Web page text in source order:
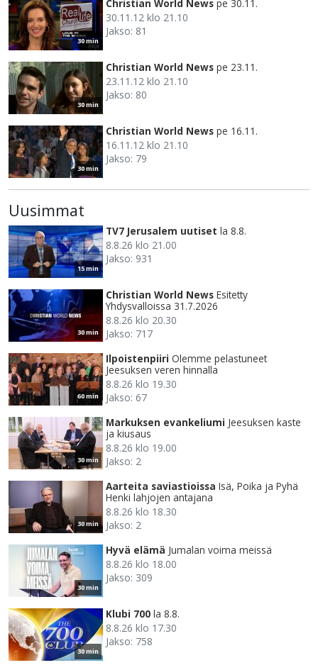
30 min
Christian World News pe 30.11.
30.11.12 klo 21.10
Jakso: 81
30 min
Christian World News pe 23.11.
23.11.12 klo 21.10
Jakso: 80
30 min
Christian World News pe 16.11.
16.11.12 klo 21.10
Jakso: 79
Uusimmat
15 min
TV7 Jerusalem uutiset la 8.8.
8.8.26 klo 21.00
Jakso: 931
30 min
Christian World News Esitetty
Yhdysvalloissa 31.7.2026
8.8.26 klo 20.30
Jakso: 717
60 min
Ilpoistenpiiri Olemme pelastuneet
Jeesuksen veren hinnalla
8.8.26 klo 19.30
Jakso: 67
30 min
Markuksen evankeliumi Jeesuksen kaste
ja kiusaus
8.8.26 klo 19.00
Jakso: 2
30 min
Aarteita saviastioissa Isä, Poika ja Pyhä
Henki lahjojen antajana
8.8.26 klo 18.30
Jakso: 2
30 min
Hyvä elämä Jumalan voima meissä
8.8.26 klo 18.00
Jakso: 309
30 min
Klubi 700 la 8.8.
8.8.26 klo 17.30
Jakso: 758